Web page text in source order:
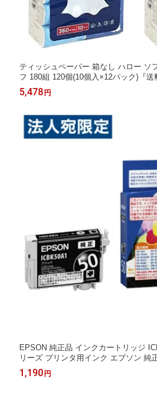
ティッシュペーパー 箱なし ハロー ソ
フ 180組 120個(10個入×12パック)『送
5,478円
EPSON 純正品 インクカートリッジ
リーズ プリンタ用インク エプソン 純
1,190円